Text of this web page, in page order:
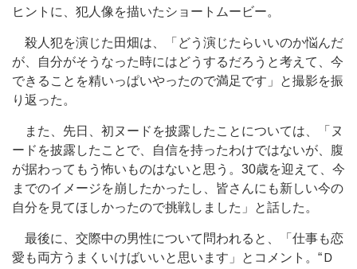
ヒントに、犯人像を描いたショートムービー。
殺人犯を演じた田畑は、「どう演じたらいいのか悩んだ
が、自分がそうなった時にはどうするだろうと考えて、今
できることを精いっぱいやったので満足です」と撮影を振
り返った。
また、先日、初ヌードを披露したことについては、「ヌ
ードを披露したことで、自信を持ったわけではないが、腹
が据わってもう怖いものはないと思う。30歳を迎えて、今
までのイメージを崩したかったし、皆さんにも新しい今の
自分を見てほしかったので挑戦しました」と話した。
最後に、交際中の男性について問われると、「仕事も恋
愛も両方うまくいけばいいと思います」とコメント。“Ｄ